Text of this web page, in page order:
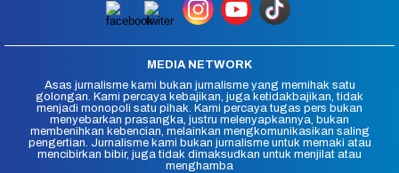
MEDIA NETWORK
Asas jurnalisme kami bukan jurnalisme yang memihak satu
golongan. Kami percaya kebajikan, juga ketidakbajikan, tidak
menjadi monopoli satu pihak. Kami percaya tugas pers bukan
menyebarkan prasangka, justru melenyapkannya, bukan
membenihkan kebencian, melainkan mengkomunikasikan saling
pengertian. Jurnalisme kami bukan jurnalisme untuk memaki atau
mencibirkan bibir, juga tidak dimaksudkan untuk menjilat atau
menghamba